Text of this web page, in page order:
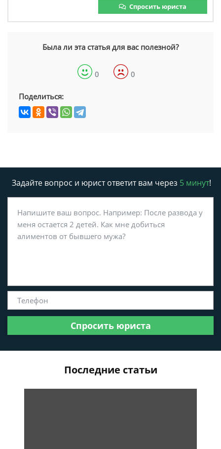
Спросить юриста
Была ли эта статья для вас полезной?
0 0
Поделиться:
Задайте вопрос и юрист ответит вам через 5 минут!
Спросить юриста
Последние статьи